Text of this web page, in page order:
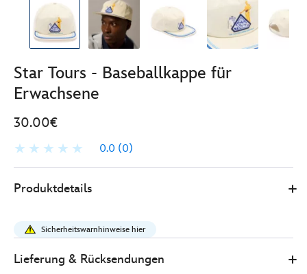
Star Tours - Baseballkappe für
Erwachsene
30.00€
0.0 (0)
30.00
Produktdetails
Sicherheitswarnhinweise hier
Lieferung & Rücksendungen